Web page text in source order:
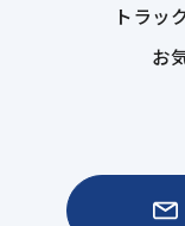
トラッ
お